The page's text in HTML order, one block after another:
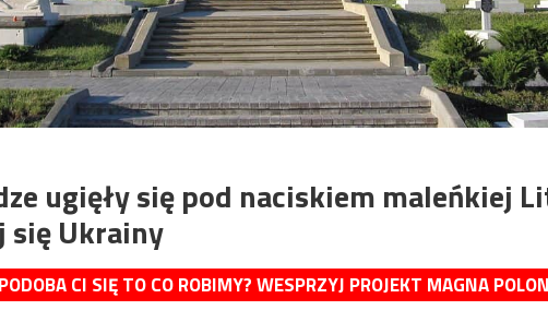
ugięły się pod naciskiem maleńkiej
się Ukrainy
PODOBA CI SIĘ TO CO ROBIMY? WESPRZYJ PROJEKT MAGNA